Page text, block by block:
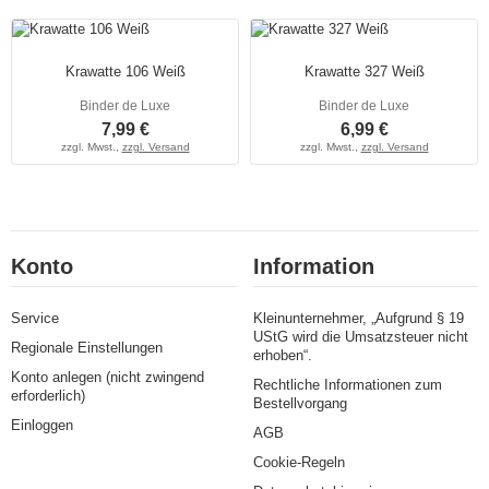
Krawatte 106 Weiß
Binder de Luxe
7,99 €
zzgl. Mwst., zzgl. Versand
Krawatte 327 Weiß
Binder de Luxe
6,99 €
zzgl. Mwst., zzgl. Versand
Konto
Service
Regionale Einstellungen
Konto anlegen (nicht zwingend
erforderlich)
Einloggen
Information
Kleinunternehmer, „Aufgrund § 19
UStG wird die Umsatzsteuer nicht
erhoben“.
Rechtliche Informationen zum
Bestellvorgang
AGB
Cookie-Regeln